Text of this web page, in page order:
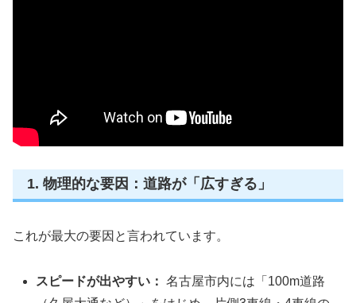
1. 物理的な要因：道路が「広すぎる」
これが最大の要因と言われています。
スピードが出やすい： 名古屋市内には「100m道路